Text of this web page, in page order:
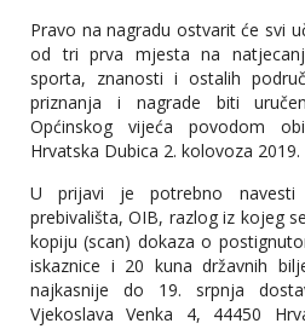
Pravo na nagradu ostvarit će svi
od tri prva mjesta na
sporta, znanosti i ostalih
priznanja i nagrade biti
Općinskog vijeća povodom
Hrvatska Dubica 2. kolovoza 2019.
U prijavi je potrebno
prebivališta, OIB, razlog iz kojeg
kopiju (scan) dokaza o
iskaznice i 20 kuna državnih
najkasnije do 19. srpnja
Vjekoslava Venka 4, 44450